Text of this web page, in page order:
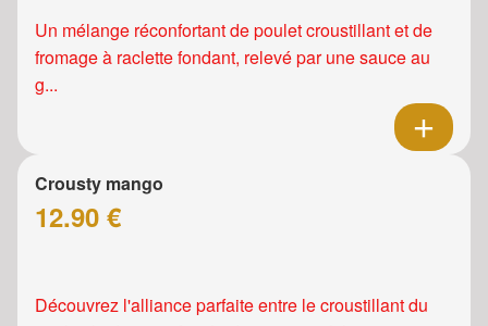
Un mélange réconfortant de poulet croustillant et de
fromage à raclette fondant, relevé par une sauce au
g...
Crousty mango
12.90 €
Découvrez l'alliance parfaite entre le croustillant du